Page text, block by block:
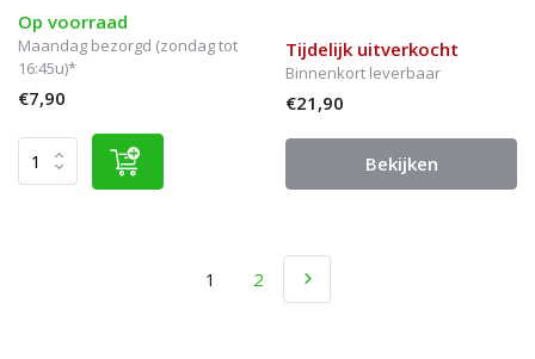
Op voorraad
Maandag bezorgd (zondag tot
16:45u)*
€7,90
Tijdelijk uitverkocht
Binnenkort leverbaar
€21,90
Bekijken
1 2